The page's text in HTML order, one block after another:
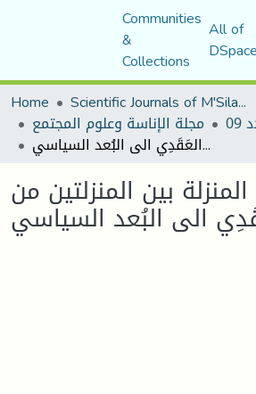
Communities
&
Collections
All of
DSpace
Home
Scientific Journals of M'Sila University
مجلة الإناسة وعلوم المجتمع
أصل المنزلة بين المنزلتين من المنطلق العَقَدِي الى البُعد السياسي
بين المنزلتين من
الى البُعد السياسي